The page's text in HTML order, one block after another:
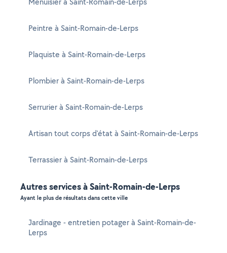
Peintre à Saint-Romain-de-Lerps
Plaquiste à Saint-Romain-de-Lerps
Plombier à Saint-Romain-de-Lerps
Serrurier à Saint-Romain-de-Lerps
Artisan tout corps d'état à Saint-Romain-de-Lerps
Terrassier à Saint-Romain-de-Lerps
Autres services à Saint-Romain-de-Lerps
Ayant le plus de résultats dans cette ville
Jardinage - entretien potager à Saint-Romain-de-
Lerps